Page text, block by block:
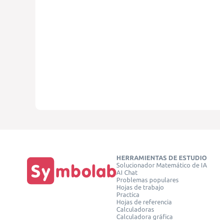
HERRAMIENTAS DE ESTUDIO
Solucionador Matemático de IA
AI Chat
Problemas populares
Hojas de trabajo
Practica
Hojas de referencia
Calculadoras
Calculadora gráfica